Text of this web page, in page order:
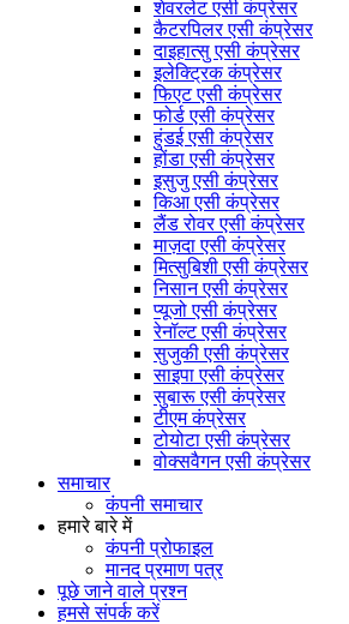
शेवरलेट एसी कंप्रेसर
कैटरपिलर एसी कंप्रेसर
दाइहात्सु एसी कंप्रेसर
इलेक्ट्रिक कंप्रेसर
फिएट एसी कंप्रेसर
फोर्ड एसी कंप्रेसर
हुंडई एसी कंप्रेसर
होंडा एसी कंप्रेसर
इसुजु एसी कंप्रेसर
किआ एसी कंप्रेसर
लैंड रोवर एसी कंप्रेसर
माज़दा एसी कंप्रेसर
मित्सुबिशी एसी कंप्रेसर
निसान एसी कंप्रेसर
प्यूजो एसी कंप्रेसर
रेनॉल्ट एसी कंप्रेसर
सुजुकी एसी कंप्रेसर
साइपा एसी कंप्रेसर
सुबारू एसी कंप्रेसर
टीएम कंप्रेसर
टोयोटा एसी कंप्रेसर
वोक्सवैगन एसी कंप्रेसर
समाचार
कंपनी समाचार
हमारे बारे में
कंपनी प्रोफाइल
मानद प्रमाण पत्र
पूछे जाने वाले प्रश्न
हमसे संपर्क करें